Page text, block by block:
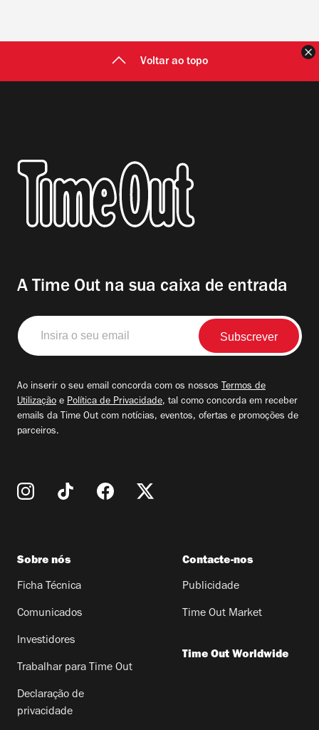
Voltar ao topo
A Time Out na sua caixa de entrada
Insira
o
seu
Ao inserir o seu email concorda com os nossos Termos de
Utilização e Política de Privacidade, tal como concorda em receber
emails da Time Out com notícias, eventos, ofertas e promoções de
parceiros.
Sobre nós
Ficha Técnica
Comunicados
Investidores
Trabalhar para Time Out
Declaração de
privacidade
Contacte-nos
Publicidade
Time Out Market
Time Out Worldwide